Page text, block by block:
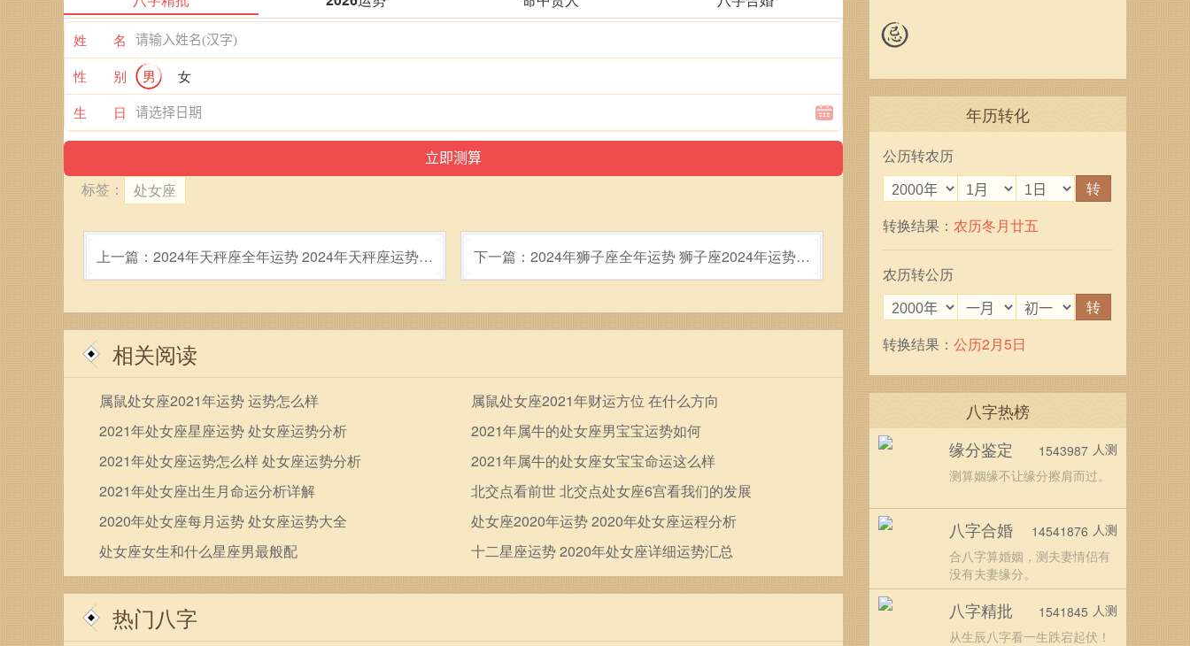
姓 名
性 别
男
女
生 日
标签： 处女座
上一篇：2024年天秤座全年运势 2024年天秤座运势好 下一篇：2024年狮子座全年运势 狮子座2024年运势好
相关阅读
属鼠处女座2021年运势 运势怎么样
属鼠处女座2021年财运方位 在什么方向
2021年处女座星座运势 处女座运势分析
2021年属牛的处女座男宝宝运势如何
2021年处女座运势怎么样 处女座运势分析
2021年属牛的处女座女宝宝命运这么样
2021年处女座出生月命运分析详解
北交点看前世 北交点处女座6宫看我们的发展
2020年处女座每月运势 处女座运势大全
处女座2020年运势 2020年处女座运程分析
处女座女生和什么星座男最般配
十二星座运势 2020年处女座详细运势汇总
热门八字
年历转化
公历转农历
转
转换结果： 农历冬月廿五
农历转公历
转
转换结果： 公历2月5日
八字热榜
缘分鉴定
测算姻缘不让缘分擦肩而过。
1543987 人测
八字合婚
合八字算婚姻，测夫妻情侣有
没有夫妻缘分。
14541876 人测
八字精批
从生辰八字看一生跌宕起伏！
1541845 人测